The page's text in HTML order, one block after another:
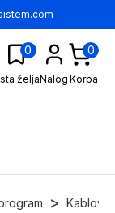
0
željaNalog
0
Korpa
> Kablovi